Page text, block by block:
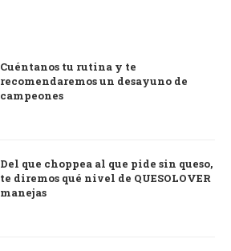
Cuéntanos tu rutina y te
recomendaremos un desayuno de
campeones
Del que choppea al que pide sin queso,
te diremos qué nivel de QUESOLOVER
manejas